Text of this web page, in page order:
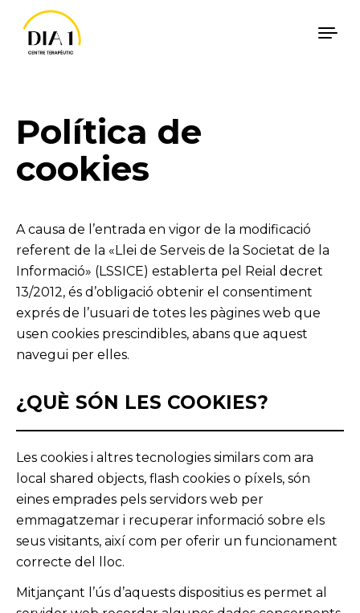
Vés al contingut
Política de
cookies
A causa de l’entrada en vigor de la modificació
referent de la «Llei de Serveis de la Societat de la
Informació» (LSSICE) establerta pel Reial decret
13/2012, és d’obligació obtenir el consentiment
exprés de l’usuari de totes les pàgines web que
usen cookies prescindibles, abans que aquest
navegui per elles.
¿QUÈ SÓN LES COOKIES?
Les cookies i altres tecnologies similars com ara
local shared objects, flash cookies o píxels, són
eines emprades pels servidors web per
emmagatzemar i recuperar informació sobre els
seus visitants, així com per oferir un funcionament
correcte del lloc.
Mitjançant l’ús d’aquests dispositius es permet al